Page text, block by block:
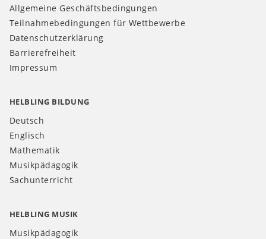
Allgemeine Geschäftsbedingungen
Teilnahmebedingungen für Wettbewerbe
Datenschutzerklärung
Barrierefreiheit
Impressum
HELBLING BILDUNG
Deutsch
Englisch
Mathematik
Musikpädagogik
Sachunterricht
HELBLING MUSIK
Musikpädagogik